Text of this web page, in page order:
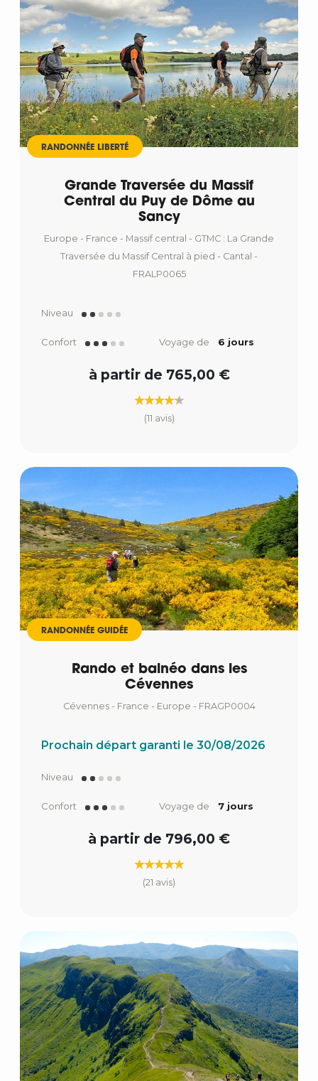
RANDONNÉE LIBERTÉ
Grande Traversée du Massif
Central du Puy de Dôme au
Sancy
Europe - France - Massif central - GTMC : La Grande
Traversée du Massif Central à pied - Cantal -
FRALP0065
Niveau
Confort Voyage de 6 jours
à partir de 765,00 €
(11 avis)
RANDONNÉE GUIDÉE
Rando et balnéo dans les
Cévennes
Cévennes - France - Europe - FRAGP0004
Prochain départ garanti le 30/08/2026
Niveau
Confort Voyage de 7 jours
à partir de 796,00 €
(21 avis)